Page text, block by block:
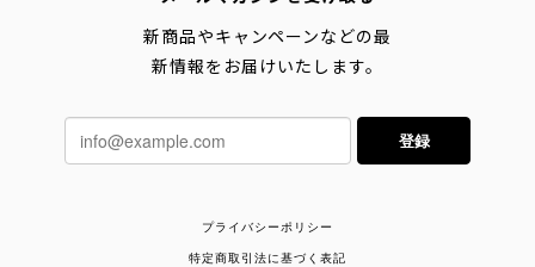
新商品やキャンペーンなどの最
新情報をお届けいたします。
登録
プライバシーポリシー
特定商取引法に基づく表記